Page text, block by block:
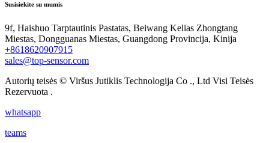
Susisiekite su mumis
9f, Haishuo Tarptautinis Pastatas, Beiwang Kelias Zhongtang
Miestas, Dongguanas Miestas, Guangdong Provincija, Kinija
+8618620907915
sales@top-sensor.com
Autorių teisės © Viršus Jutiklis Technologija Co ., Ltd Visi Teisės
Rezervuota .
whatsapp
teams